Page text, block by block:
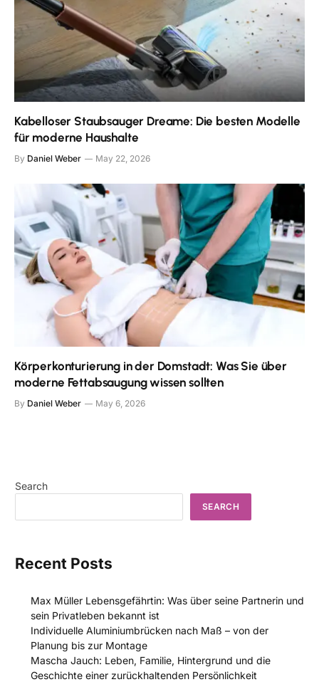
Kabelloser Staubsauger Dreame: Die besten Modelle
für moderne Haushalte
By Daniel Weber May 22, 2026
Körperkonturierung in der Domstadt: Was Sie über
moderne Fettabsaugung wissen sollten
By Daniel Weber May 6, 2026
Search
SEARCH
Recent Posts
Max Müller Lebensgefährtin: Was über seine Partnerin und
sein Privatleben bekannt ist
Individuelle Aluminiumbrücken nach Maß – von der
Planung bis zur Montage
Mascha Jauch: Leben, Familie, Hintergrund und die
Geschichte einer zurückhaltenden Persönlichkeit